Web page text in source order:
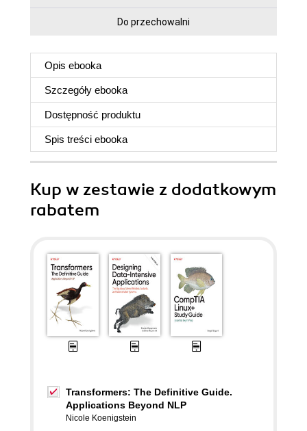
Do przechowalni
Opis ebooka
Szczegóły ebooka
Dostępność produktu
Spis treści ebooka
Kup w zestawie z dodatkowym
rabatem
Transformers: The Definitive Guide.
Applications Beyond NLP
Nicole Koenigstein